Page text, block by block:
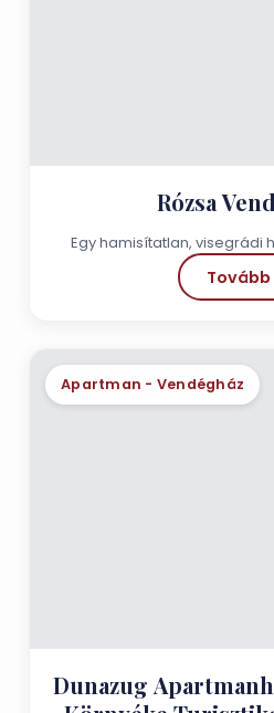
Rózsa
Egy hamisítatlan, visegrádi
Apartman - Vendégház
Dunazug